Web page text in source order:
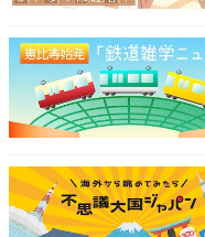
Photo credit：Pablo Larrain